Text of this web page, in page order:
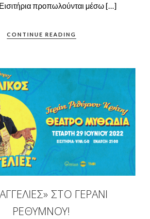
προπωλούνται μέσω […]
CONTINUE READING
ΣΤΟ ΓΕΡΆΝΙ
ΡΕΘΎΜΝΟΥ!